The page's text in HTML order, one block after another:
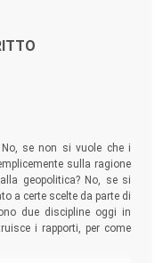
se non si vuole che i
sulla ragione
geopolitica? No, se si
a certe scelte da parte di
due discipline oggi in
i rapporti, per come